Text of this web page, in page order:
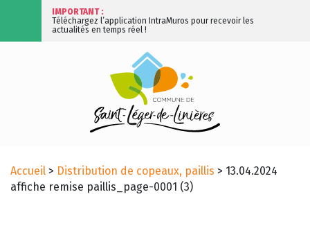
IMPORTANT :
Téléchargez l’application IntraMuros pour recevoir les
actualités en temps réel !
Accueil > Distribution de copeaux, paillis > 13.04.2024
affiche remise paillis_page-0001 (3)